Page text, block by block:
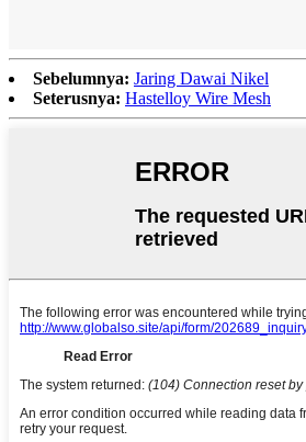
Sebelumnya: Jaring Dawai Nikel
Seterusnya: Hastelloy Wire Mesh